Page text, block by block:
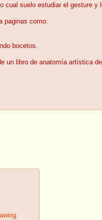
cual suelo estudiar el gesture y
paginas como:
bocetos.
un libro de anatomía artística